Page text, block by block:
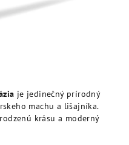
je jedinečný prírodný
machu a lišajníka.
krásu a moderný